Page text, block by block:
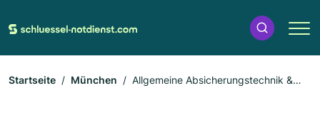
Startseite München
Allgemeine Absicherungstechnik &